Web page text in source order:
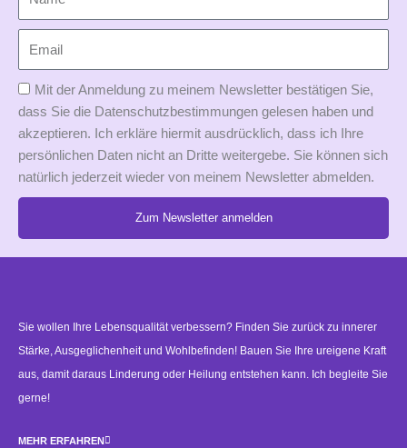
Mit der Anmeldung zu meinem Newsletter bestätigen Sie,
dass Sie die Datenschutzbestimmungen gelesen haben und
akzeptieren. Ich erkläre hiermit ausdrücklich, dass ich Ihre
persönlichen Daten nicht an Dritte weitergebe. Sie können sich
natürlich jederzeit wieder von meinem Newsletter abmelden.
Zum Newsletter anmelden
Sie wollen Ihre Lebensqualität verbessern? Finden Sie zurück zu innerer
Stärke, Ausgeglichenheit und Wohlbefinden! Bauen Sie Ihre ureigene Kraft
aus, damit daraus Linderung oder Heilung entstehen kann. Ich begleite Sie
gerne!
MEHR ERFAHREN